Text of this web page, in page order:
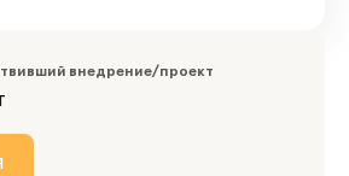
внедрение/проект